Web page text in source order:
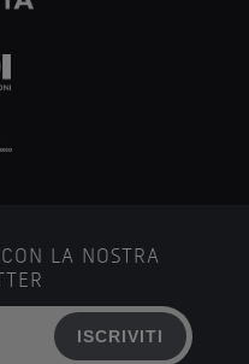
LA NOSTRA
ISCRIVITI